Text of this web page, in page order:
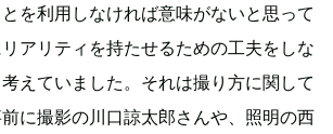
を利用しなければ意味がないと思って
アリティを持たせるための工夫をしな
えていました。それは撮り方に関して
に撮影の川口諒太郎さんや、照明の西